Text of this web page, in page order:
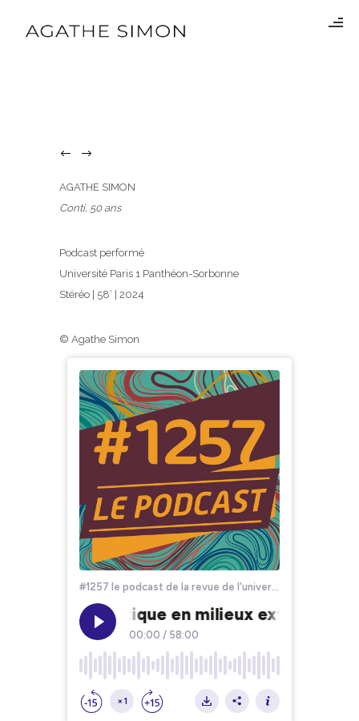
AGATHE SIMON
Conti, 50 ans
Podcast performé
Université Paris 1 Panthéon-Sorbonne
Stéréo | 58’ | 2024
© Agathe Simon